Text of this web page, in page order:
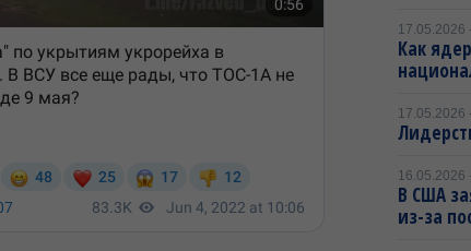
17.05.2026
Как
17.05.2026
16.05.2026
В США
из-за